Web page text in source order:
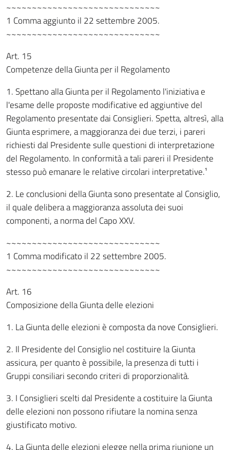
~~~~~~~~~~~~~~~~~~~~~~~~~~~~~~
1 Comma aggiunto il 22 settembre 2005.
~~~~~~~~~~~~~~~~~~~~~~~~~~~~~~
Art. 15
Competenze della Giunta per il Regolamento
1. Spettano alla Giunta per il Regolamento l'iniziativa e
l'esame delle proposte modificative ed aggiuntive del
Regolamento presentate dai Consiglieri. Spetta, altresì, alla
Giunta esprimere, a maggioranza dei due terzi, i pareri
richiesti dal Presidente sulle questioni di interpretazione
del Regolamento. In conformità a tali pareri il Presidente
stesso può emanare le relative circolari interpretative.¹
2. Le conclusioni della Giunta sono presentate al Consiglio,
il quale delibera a maggioranza assoluta dei suoi
componenti, a norma del Capo XXV.
~~~~~~~~~~~~~~~~~~~~~~~~~~~~~~
1 Comma modificato il 22 settembre 2005.
~~~~~~~~~~~~~~~~~~~~~~~~~~~~~~
Art. 16
Composizione della Giunta delle elezioni
1. La Giunta delle elezioni è composta da nove Consiglieri.
2. Il Presidente del Consiglio nel costituire la Giunta
assicura, per quanto è possibile, la presenza di tutti i
Gruppi consiliari secondo criteri di proporzionalità.
3. I Consiglieri scelti dal Presidente a costituire la Giunta
delle elezioni non possono rifiutare la nomina senza
giustificato motivo.
4. La Giunta delle elezioni elegge nella prima riunione un